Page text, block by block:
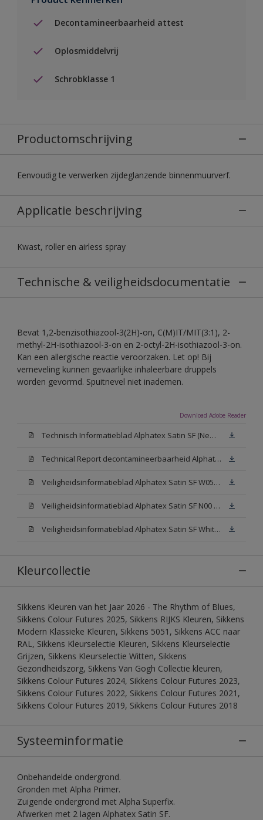
Decontamineerbaarheid attest
Oplosmiddelvrij
Schrobklasse 1
Productomschrijving
Eenvoudig te verwerken zijdeglanzende binnenmuurverf.
Applicatie beschrijving
Kwast, roller en airless spray
Technische & veiligheidsdocumentatie
Bevat 1,2-benzisothiazool-3(2H)-on, C(M)IT/MIT(3:1), 2-
methyl-2H-isothiazool-3-on en 2-octyl-2H-isothiazool-3-on.
Kan een allergische reactie veroorzaken. Let op! Bij
verneveling kunnen gevaarlijke inhaleerbare druppels
worden gevormd. Spuitnevel niet inademen.
Download Adobe Reader
Technisch Informatieblad Alphatex Satin SF (New Livery) (PDF)
Technical Report decontamineerbaarheid Alphatex Satin SF
Veiligheidsinformatieblad Alphatex Satin SF W05 (MSDS)
Veiligheidsinformatieblad Alphatex Satin SF N00 (MSDS)
Veiligheidsinformatieblad Alphatex Satin SF White (MSDS)
Kleurcollectie
Sikkens Kleuren van het Jaar 2026 - The Rhythm of Blues,
Sikkens Colour Futures 2025, Sikkens RIJKS Kleuren, Sikkens
Modern Klassieke Kleuren, Sikkens 5051, Sikkens ACC naar
RAL, Sikkens Kleurselectie Kleuren, Sikkens Kleurselectie
Grijzen, Sikkens Kleurselectie Witten, Sikkens
Gezondheidszorg, Sikkens Van Gogh Collectie kleuren,
Sikkens Colour Futures 2024, Sikkens Colour Futures 2023,
Sikkens Colour Futures 2022, Sikkens Colour Futures 2021,
Sikkens Colour Futures 2019, Sikkens Colour Futures 2018
Systeeminformatie
Onbehandelde ondergrond.
Gronden met Alpha Primer.
Zuigende ondergrond met Alpha Superfix.
Afwerken met 2 lagen Alphatex Satin SF.